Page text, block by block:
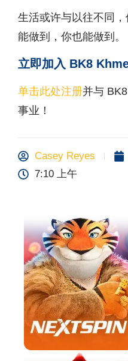
生活或许与以往不同
能做到，你也能做到。
立即加入 BK8
单击此处注册并与
事业！
Casey Reyes
7:10 上午